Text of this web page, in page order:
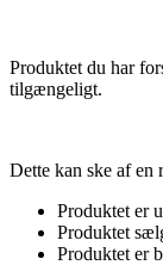
Produktet du har
tilgængeligt.
Dette kan ske af
Produktet er
Produktet
Produktet er